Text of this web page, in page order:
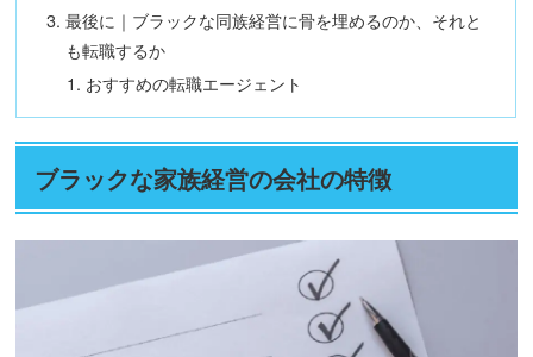
最後に｜ブラックな同族経営に骨を埋めるのか、それと
も転職するか
おすすめの転職エージェント
ブラックな家族経営の会社の特徴